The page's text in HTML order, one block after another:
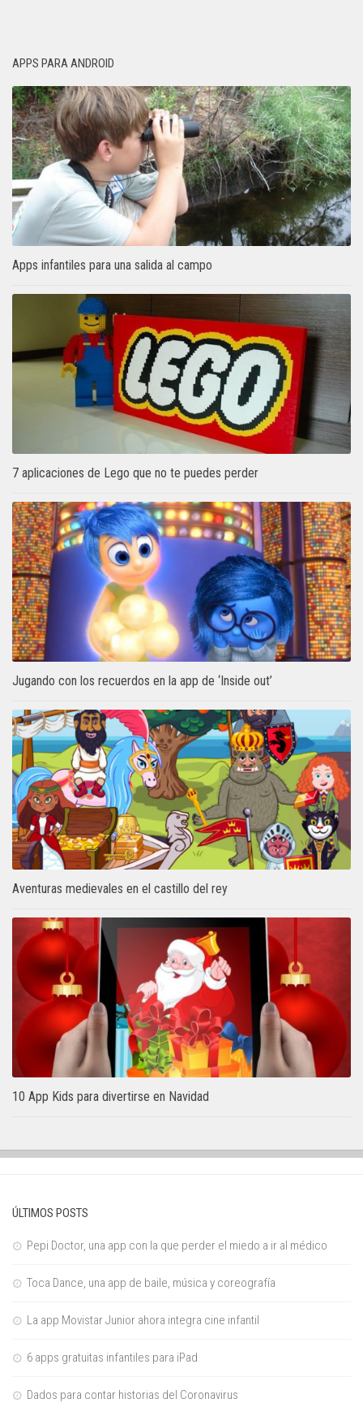
APPS PARA ANDROID
Apps infantiles para una salida al campo
7 aplicaciones de Lego que no te puedes perder
Jugando con los recuerdos en la app de ‘Inside out’
Aventuras medievales en el castillo del rey
10 App Kids para divertirse en Navidad
ÚLTIMOS POSTS
Pepi Doctor, una app con la que perder el miedo a ir al médico
Toca Dance, una app de baile, música y coreografía
La app Movistar Junior ahora integra cine infantil
6 apps gratuitas infantiles para iPad
Dados para contar historias del Coronavirus